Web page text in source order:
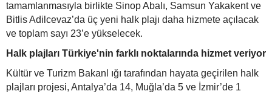
tamamlanmasıyla birlikte Sinop Abalı, Samsun Yakakent ve
Bitlis Adilcevaz’da üç yeni halk plajı daha hizmete açılacak
ve toplam sayı 23’e yükselecek.
Halk plajları Türkiye'nin farklı noktalarında hizmet veriyor
Kültür ve Turizm Bakanl ığı tarafından hayata geçirilen halk
plajları projesi, Antalya’da 14, Muğla’da 5 ve İzmir’de 1